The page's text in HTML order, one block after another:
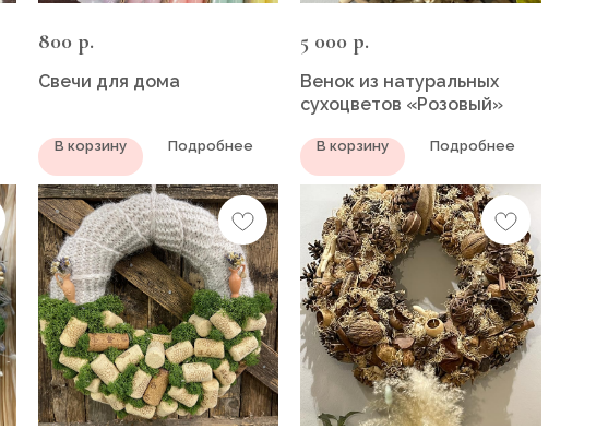
800 р.
Свечи для дома
В корзину Подробнее
5 000 р.
Венок из натуральных
сухоцветов «Розовый»
В корзину Подробнее